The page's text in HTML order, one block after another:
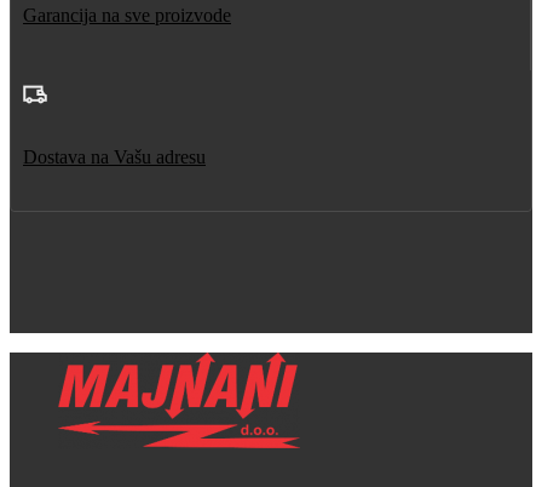
Garancija na sve proizvode
Dostava na Vašu adresu